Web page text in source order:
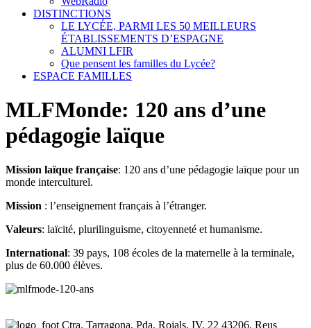
DISTINCTIONS
LE LYCÉE, PARMI LES 50 MEILLEURS
ÉTABLISSEMENTS D’ESPAGNE
ALUMNI LFIR
Que pensent les familles du Lycée?
ESPACE FAMILLES
MLFMonde: 120 ans d’une
pédagogie laïque
Mission laïque française: 120 ans d’une pédagogie laïque pour un
monde interculturel.
Mission : l’enseignement français à l’étranger.
Valeurs: laïcité, plurilinguisme, citoyenneté et humanisme.
International: 39 pays, 108 écoles de la maternelle à la terminale,
plus de 60.000 élèves.
Ctra. Tarragona, Pda. Rojals, IV, 22 43206, Reus